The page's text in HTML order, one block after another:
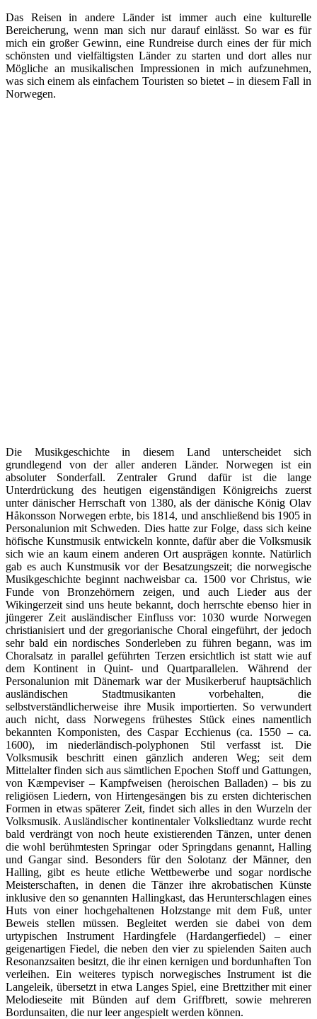
Das Reisen in andere Länder ist immer auch eine kulturelle
Bereicherung, wenn man sich nur darauf einlässt. So war es für
mich ein großer Gewinn, eine Rundreise durch eines der für mich
schönsten und vielfältigsten Länder zu starten und dort alles nur
Mögliche an musikalischen Impressionen in mich aufzunehmen,
was sich einem als einfachem Touristen so bietet – in diesem Fall in
Norwegen.
Die Musikgeschichte in diesem Land unterscheidet sich
grundlegend von der aller anderen Länder. Norwegen ist ein
absoluter Sonderfall. Zentraler Grund dafür ist die lange
Unterdrückung des heutigen eigenständigen Königreichs zuerst
unter dänischer Herrschaft von 1380, als der dänische König Olav
Håkonsson Norwegen erbte, bis 1814, und anschließend bis 1905 in
Personalunion mit Schweden. Dies hatte zur Folge, dass sich keine
höfische Kunstmusik entwickeln konnte, dafür aber die Volksmusik
sich wie an kaum einem anderen Ort ausprägen konnte. Natürlich
gab es auch Kunstmusik vor der Besatzungszeit; die norwegische
Musikgeschichte beginnt nachweisbar ca. 1500 vor Christus, wie
Funde von Bronzehörnern zeigen, und auch Lieder aus der
Wikingerzeit sind uns heute bekannt, doch herrschte ebenso hier in
jüngerer Zeit ausländischer Einfluss vor: 1030 wurde Norwegen
christianisiert und der gregorianische Choral eingeführt, der jedoch
sehr bald ein nordisches Sonderleben zu führen begann, was im
Choralsatz in parallel geführten Terzen ersichtlich ist statt wie auf
dem Kontinent in Quint- und Quartparallelen. Während der
Personalunion mit Dänemark war der Musikerberuf hauptsächlich
ausländischen Stadtmusikanten vorbehalten, die
selbstverständlicherweise ihre Musik importierten. So verwundert
auch nicht, dass Norwegens frühestes Stück eines namentlich
bekannten Komponisten, des Caspar Ecchienus (ca. 1550 – ca.
1600), im niederländisch-polyphonen Stil verfasst ist. Die
Volksmusik beschritt einen gänzlich anderen Weg; seit dem
Mittelalter finden sich aus sämtlichen Epochen Stoff und Gattungen,
von Kæmpeviser – Kampfweisen (heroischen Balladen) – bis zu
religiösen Liedern, von Hirtengesängen bis zu ersten dichterischen
Formen in etwas späterer Zeit, findet sich alles in den Wurzeln der
Volksmusik. Ausländischer kontinentaler Volksliedtanz wurde recht
bald verdrängt von noch heute existierenden Tänzen, unter denen
die wohl berühmtesten Springar oder Springdans genannt, Halling
und Gangar sind. Besonders für den Solotanz der Männer, den
Halling, gibt es heute etliche Wettbewerbe und sogar nordische
Meisterschaften, in denen die Tänzer ihre akrobatischen Künste
inklusive den so genannten Hallingkast, das Herunterschlagen eines
Huts von einer hochgehaltenen Holzstange mit dem Fuß, unter
Beweis stellen müssen. Begleitet werden sie dabei von dem
urtypischen Instrument Hardingfele (Hardangerfiedel) – einer
geigenartigen Fiedel, die neben den vier zu spielenden Saiten auch
Resonanzsaiten besitzt, die ihr einen kernigen und bordunhaften Ton
verleihen. Ein weiteres typisch norwegisches Instrument ist die
Langeleik, übersetzt in etwa Langes Spiel, eine Brettzither mit einer
Melodieseite mit Bünden auf dem Griffbrett, sowie mehreren
Bordunsaiten, die nur leer angespielt werden können.